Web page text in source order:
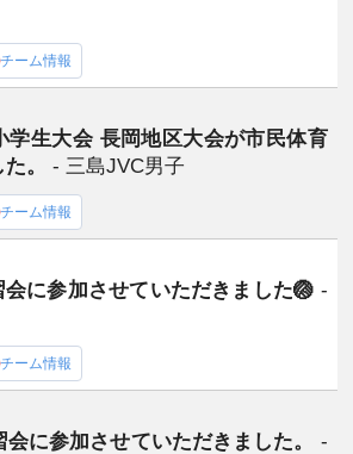
チーム情報
学生大会 長岡地区大会が市民体育
た。- 三島JVC男子
チーム情報
に参加させていただきました🏐 -
チーム情報
会に参加させていただきました。 -